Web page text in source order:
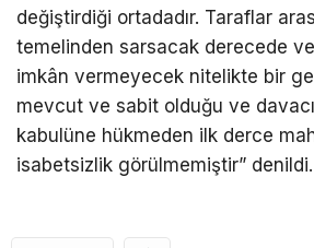
değiştirdiği ortadadır. Taraflar
temelinden sarsacak derecede
imkân vermeyecek nitelikte bir
mevcut ve sabit olduğu ve davacı
kabulüne hükmeden ilk derce
isabetsizlik görülmemiştir” denildi.